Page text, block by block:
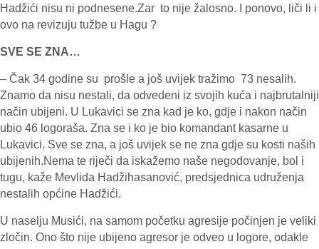
Hadžići nisu ni podnesene.Zar to nije žalosno. I ponovo, liči li i
ovo na revizuju tužbe u Hagu ?
SVE SE ZNA…
– Čak 34 godine su prošle a još uvijek tražimo 73 nesalih.
Znamo da nisu nestali, da odvedeni iz svojih kuća i najbrutalniji
način ubijeni. U Lukavici se zna kad je ko, gdje i nakon način
ubio 46 logoraša. Zna se i ko je bio komandant kasarne u
Lukavici. Sve se zna, a još uvijek se ne zna gdje su kosti naših
ubijenih.Nema te riječi da iskažemo naše negodovanje, bol i
tugu, kaže Mevlida Hadžihasanović, predsjednica udruženja
nestalih općine Hadžići.
U naselju Musići, na samom početku agresije počinjen je veliki
zločin. Ono što nije ubijeno agresor je odveo u logore, odakle